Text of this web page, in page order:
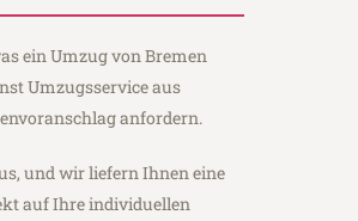
ein Umzug von Bremen
Umzugsservice aus
anfordern.
und wir liefern Ihnen eine
auf Ihre individuellen